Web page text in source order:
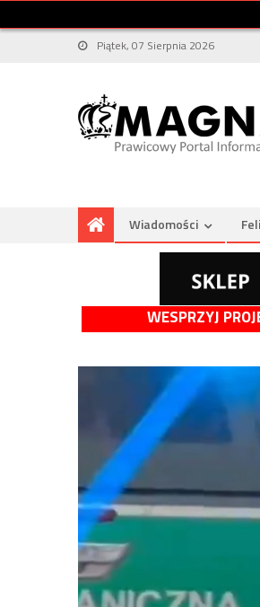
Piątek, 07 Sierpnia 2026
Wiadomości
WESPRZYJ